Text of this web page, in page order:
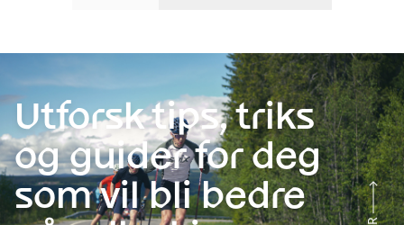
Utforsk tips, triks
og guider for deg
som vil bli bedre